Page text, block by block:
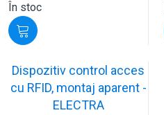
În stoc
Dispozitiv control acces
cu RFID, montaj aparent -
ELECTRA